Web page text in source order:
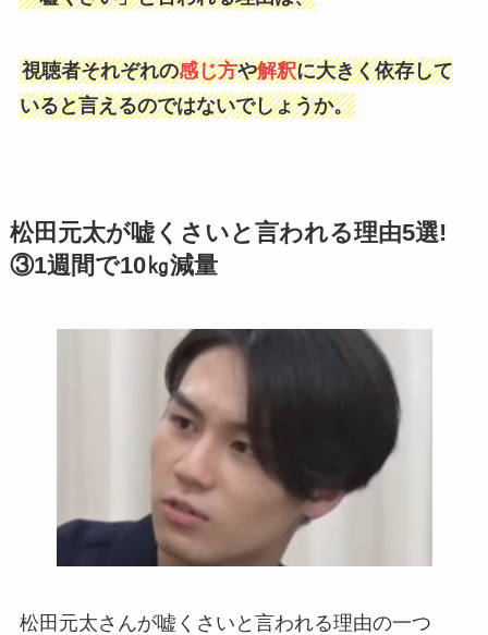
視聴者それぞれの感じ方や解釈に大きく依存して
いると言えるのではないでしょうか。
松田元太が嘘くさいと言われる理由5選!
③1週間で10㎏減量
松田元太さんが嘘くさいと言われる理由の一つ